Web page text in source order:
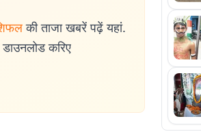
की ताजा खबरें पढ़ें यहां.
करिए